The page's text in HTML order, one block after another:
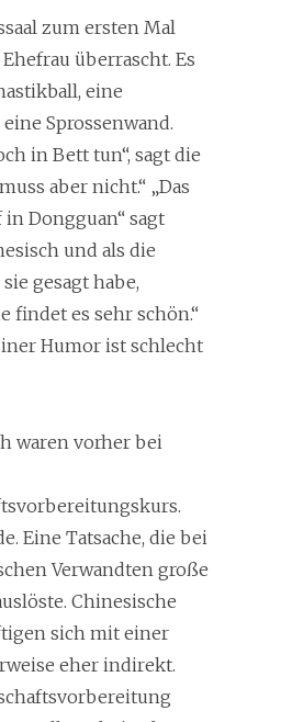
zum ersten Mal
überrascht. Es
eine
Sprossenwand.
in Bett tun“, sagt die
aber nicht.“ „Das
Dongguan“ sagt
und als die
gesagt habe,
findet es sehr schön.“
Humor ist schlecht
waren vorher bei
Eine Tatsache, die bei
Verwandten große
Chinesische
sich mit einer
eher indirekt.